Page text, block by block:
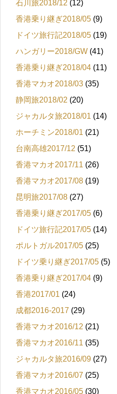
石川旅2018/12 (12)
香港乗り継ぎ2018/05 (9)
ドイツ旅行記2018/05 (19)
ハンガリー2018/GW (41)
香港乗り継ぎ2018/04 (11)
香港マカオ2018/03 (35)
静岡旅2018/02 (20)
ジャカルタ旅2018/01 (14)
ホーチミン2018/01 (21)
台南高雄2017/12 (51)
香港マカオ2017/11 (26)
香港マカオ2017/08 (19)
昆明旅2017/08 (27)
香港乗り継ぎ2017/05 (6)
ドイツ旅行記2017/05 (14)
ポルトガル2017/05 (25)
ドイツ乗り継ぎ2017/05 (5)
香港乗り継ぎ2017/04 (9)
香港2017/01 (24)
成都2016-2017 (29)
香港マカオ2016/12 (21)
香港マカオ2016/11 (35)
ジャカルタ旅2016/09 (27)
香港マカオ2016/07 (25)
香港マカオ2016/05 (30)